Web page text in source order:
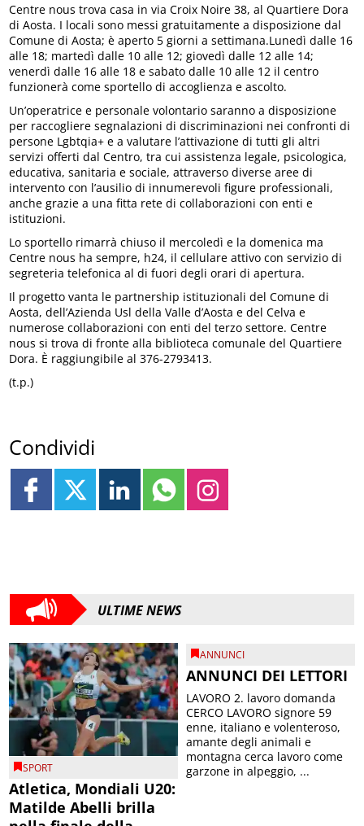
Centre nous trova casa in via Croix Noire 38, al Quartiere Dora
di Aosta. I locali sono messi gratuitamente a disposizione dal
Comune di Aosta; è aperto 5 giorni a settimana.Lunedì dalle 16
alle 18; martedì dalle 10 alle 12; giovedì dalle 12 alle 14;
venerdì dalle 16 alle 18 e sabato dalle 10 alle 12 il centro
funzionerà come sportello di accoglienza e ascolto.
Un’operatrice e personale volontario saranno a disposizione
per raccogliere segnalazioni di discriminazioni nei confronti di
persone Lgbtqia+ e a valutare l’attivazione di tutti gli altri
servizi offerti dal Centro, tra cui assistenza legale, psicologica,
educativa, sanitaria e sociale, attraverso diverse aree di
intervento con l’ausilio di innumerevoli figure professionali,
anche grazie a una fitta rete di collaborazioni con enti e
istituzioni.
Lo sportello rimarrà chiuso il mercoledì e la domenica ma
Centre nous ha sempre, h24, il cellulare attivo con servizio di
segreteria telefonica al di fuori degli orari di apertura.
Il progetto vanta le partnership istituzionali del Comune di
Aosta, dell’Azienda Usl della Valle d’Aosta e del Celva e
numerose collaborazioni con enti del terzo settore. Centre
nous si trova di fronte alla biblioteca comunale del Quartiere
Dora. È raggiungibile al 376-2793413.
(t.p.)
Condividi
ULTIME NEWS
SPORT
Atletica, Mondiali U20:
Matilde Abelli brilla
ANNUNCI
ANNUNCI DEI LETTORI
LAVORO 2. lavoro domanda
CERCO LAVORO signore 59
enne, italiano e volenteroso,
amante degli animali e
montagna cerca lavoro come
garzone in alpeggio, ...